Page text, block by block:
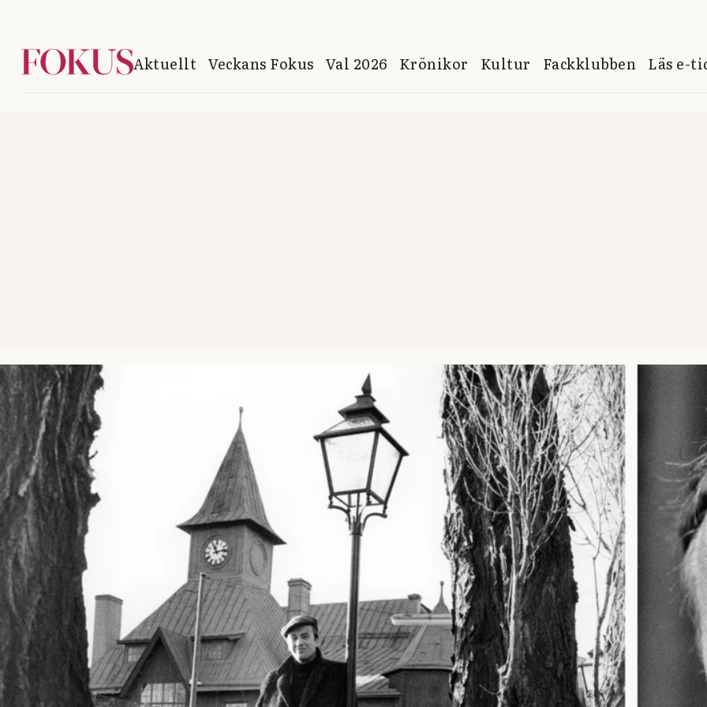
Aktuellt Veckans Fokus Val 2026 Krönikor Kultur Fackklubben Läs e-